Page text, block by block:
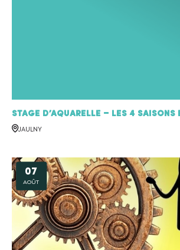
Stage d’aquarelle – Les 4 saisons
JAULNY
07
AOÛT